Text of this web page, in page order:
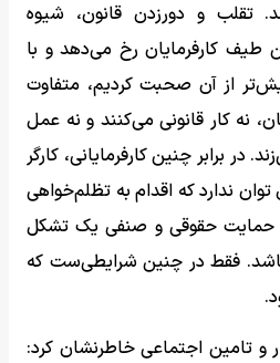
تقلب و دورزدن قانون، شیوه
طیف کارفرمایان رخ می‌دهد و با
از آن صحبت کردیم، متفاوت
نه کار قانونی می‌کنند و نه عمل
در برابر چنین کارفرمایانی، کارگر
ندارد که اقدام به تظلم‌خواهی
و حمایت حقوقی و صنفی یک تشکل
باشد. فقط در چنین شرایطی‌ست که
و تامین اجتماعی خاطرنشان کرد: